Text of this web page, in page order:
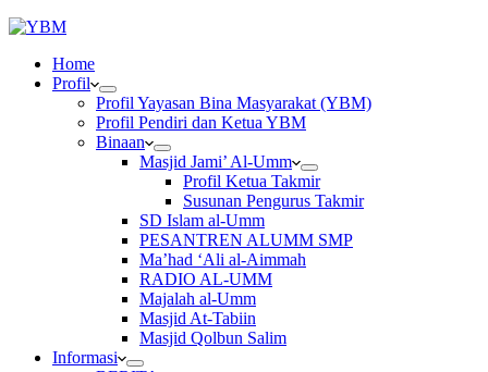
Home
Profil
Profil Yayasan Bina Masyarakat (YBM)
Profil Pendiri dan Ketua YBM
Binaan
Masjid Jami’ Al-Umm
Profil Ketua Takmir
Susunan Pengurus Takmir
SD Islam al-Umm
PESANTREN ALUMM SMP
Ma’had ‘Ali al-Aimmah
RADIO AL-UMM
Majalah al-Umm
Masjid At-Tabiin
Masjid Qolbun Salim
Informasi